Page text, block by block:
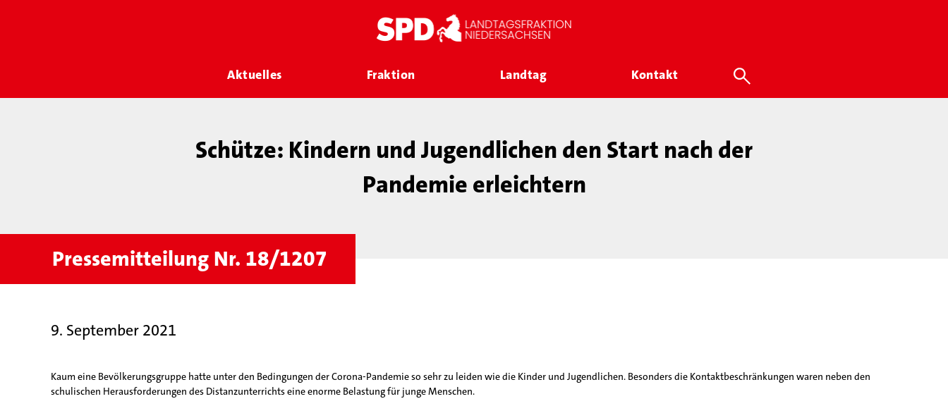
Aktuelles Fraktion Landtag Kontakt
Schütze: Kindern und Jugendlichen den Start nach der
Pandemie erleichtern
Pressemitteilung Nr. 18/1207
9. September 2021
Kaum eine Bevölkerungsgruppe hatte unter den Bedingungen der Corona-Pandemie so sehr zu leiden wie die Kinder und Jugendlichen. Besonders die Kontaktbeschränkungen waren neben den
schulischen Herausforderungen des Distanzunterrichts eine enorme Belastung für junge Menschen.